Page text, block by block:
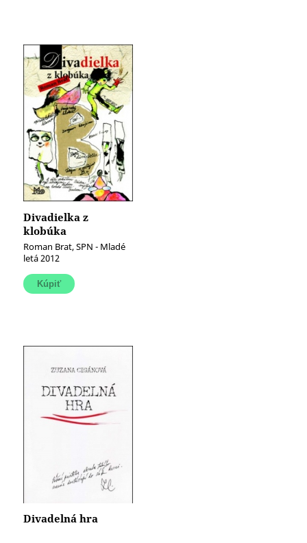
Divadielka z
klobúka
Roman Brat, SPN - Mladé
letá 2012
Divadelná hra